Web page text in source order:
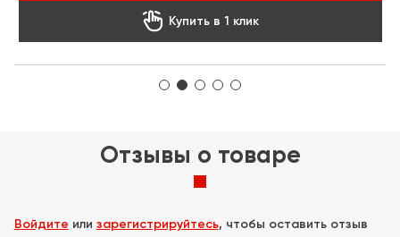
 Купить в 1 клик
Отзывы о товаре
Войдите или зарегистрируйтесь, чтобы оставить отзыв